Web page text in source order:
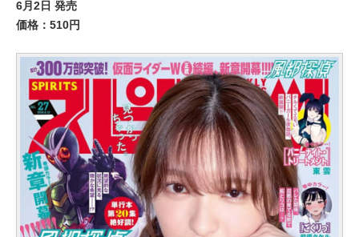
6月2日 発売
価格：510円